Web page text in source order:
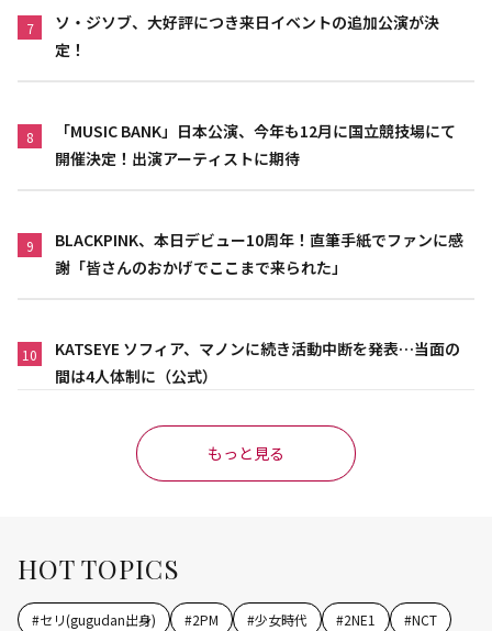
7
ソ・ジソブ、大好評につき来日イベントの追加公演が決
定！
8
「MUSIC BANK」日本公演、今年も12月に国立競技場にて
開催決定！出演アーティストに期待
9
BLACKPINK、本日デビュー10周年！直筆手紙でファンに感
謝「皆さんのおかげでここまで来られた」
10
KATSEYE ソフィア、マノンに続き活動中断を発表…当面の
間は4人体制に（公式）
もっと見る
HOT TOPICS
#セリ(gugudan出身) #2PM #少女時代 #2NE1 #NCT